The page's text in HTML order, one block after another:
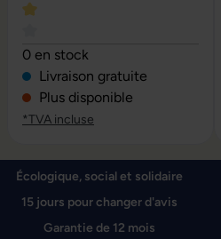
Note moyenne de 4 sur 5 étoiles
0 en stock
Livraison gratuite
Plus disponible
*TVA incluse
Écologique, social et solidaire
15 jours pour changer d'avis
Garantie de 12 mois